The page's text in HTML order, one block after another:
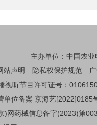
主办单位：中国农
站声明 隐私权保护规范
视听节目许可证号：
单位备案 京海艺[2022]0185
)网药械信息备字(2023)第